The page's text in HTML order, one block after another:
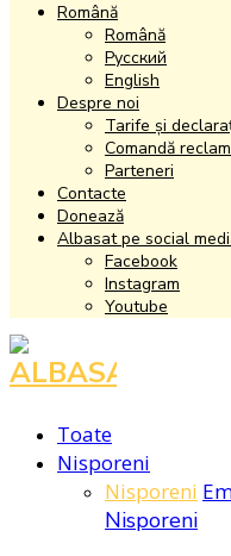
Română
Română
Русский
English
Despre noi
Tarife și
Comandă
Parteneri
Contacte
Donează
Albasat pe social
Facebook
Instagram
Youtube
Facebook
Instagram
Youtube
Toate
Nisporeni
Nisporeni
Nisporeni